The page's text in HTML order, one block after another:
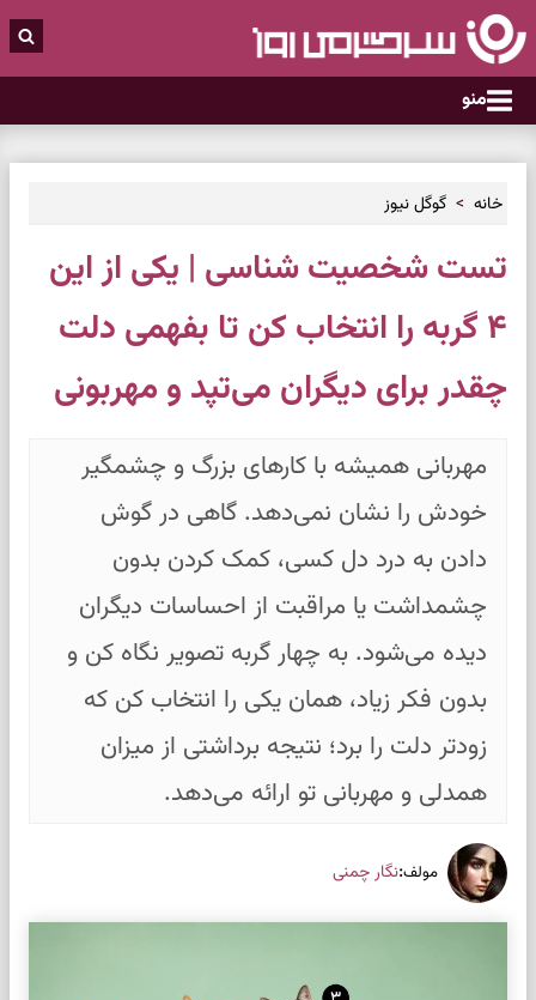
منو
خانه گوگل نیوز
تست شخصیت شناسی | یکی از این
۴ گربه را انتخاب کن تا بفهمی دلت
چقدر برای دیگران می‌تپد و مهربونی
مهربانی همیشه با کارهای بزرگ و چشمگیر
خودش را نشان نمی‌دهد. گاهی در گوش
دادن به درد دل کسی، کمک کردن بدون
چشمداشت یا مراقبت از احساسات دیگران
دیده می‌شود. به چهار گربه تصویر نگاه کن و
بدون فکر زیاد، همان یکی را انتخاب کن که
زودتر دلت را برد؛ نتیجه برداشتی از میزان
همدلی و مهربانی تو ارائه می‌دهد.
مولف:نگار چمنی